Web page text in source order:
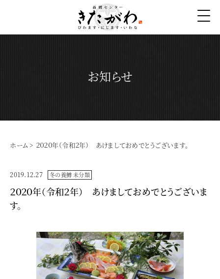
お知らせ
ホーム > ２０２０年（令和２年） あけましておめでとうございます。
2019.12.27 冬の養鱒 未分類
２０２０年（令和２年） あけましておめでとうございま
す。